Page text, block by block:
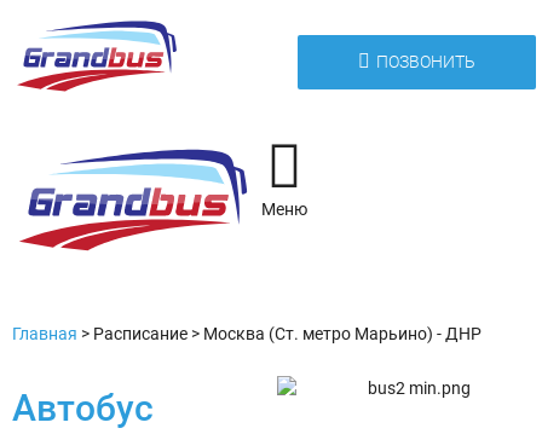
ПОЗВОНИТЬ
Меню
Главная > Расписание > Москва (Ст. метро Марьино) - ДНР
Автобус